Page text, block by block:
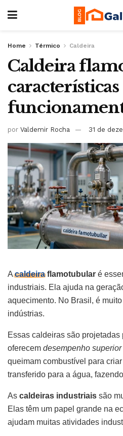
Home Térmico Caldeira
Caldeira
características
por Valdemir Rocha 31 de
Acaldeiraflamotubular é
industriais. Ela ajuda na
aquecimento. No Brasil, é
indústrias.
Essas caldeiras são
oferecem desempenho superior
queimam combustível para
transferido para a água,
As caldeiras industriais são
Elas têm um papel grande na
ajudam muitas atividades